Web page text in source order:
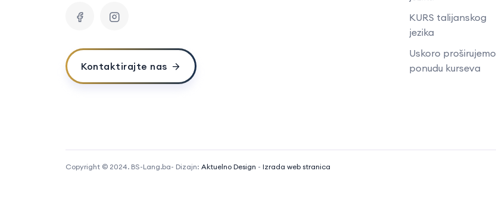
Kontaktirajte nas
KURS talijanskog
jezika
Uskoro proširujemo
ponudu kurseva
Copyright © 2024. BS-Lang.ba- Dizajn: Aktuelno Design - Izrada web stranica